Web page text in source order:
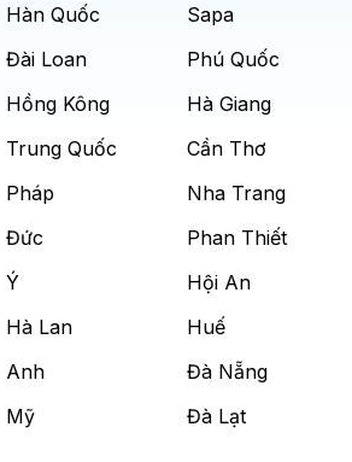
Hàn Quốc
Đài Loan
Hồng Kông
Trung Quốc
Pháp
Đức
Ý
Hà Lan
Anh
Mỹ
Sapa
Phú Quốc
Hà Giang
Cần Thơ
Nha Trang
Phan Thiết
Hội An
Huế
Đà Nẵng
Đà Lạt